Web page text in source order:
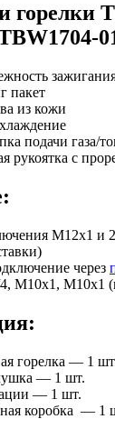
горелки
пакет
из кожи
подачи газа/
рукоятка с
M12х1 и
через
М10х1, М10х1
горелка — 1
— 1 шт.
— 1 шт.
коробка — 1